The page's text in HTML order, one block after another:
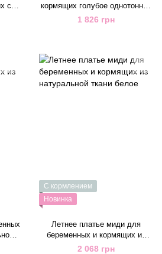
с
кормящих голубое однотонное
из натуральной ткани
1 826 грн
С кормлением
Новинка
Летнее платье миди для
беременных и кормящих из
натуральной ткани белое
2 068 грн